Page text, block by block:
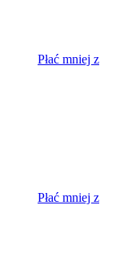
Płać mniej z
Płać mniej z